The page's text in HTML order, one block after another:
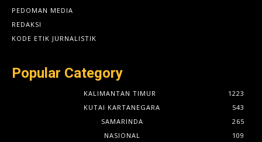
PEDOMAN MEDIA
REDAKSI
KODE ETIK JURNALISTIK
Popular Category
KALIMANTAN TIMUR
1223
KUTAI KARTANEGARA
543
SAMARINDA
265
NASIONAL
109